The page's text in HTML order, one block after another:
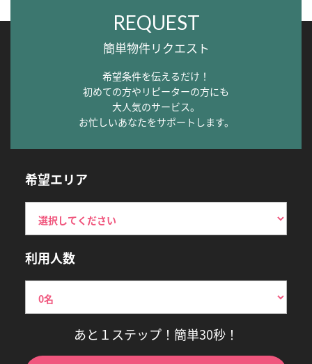
REQUEST
簡単物件リクエスト
希望条件を伝えるだけ！
初めての方やリピーターの方にも
大人気のサービス。
お忙しいあなたをサポートします。
希望エリア
利用人数
あと１ステップ！簡単30秒！